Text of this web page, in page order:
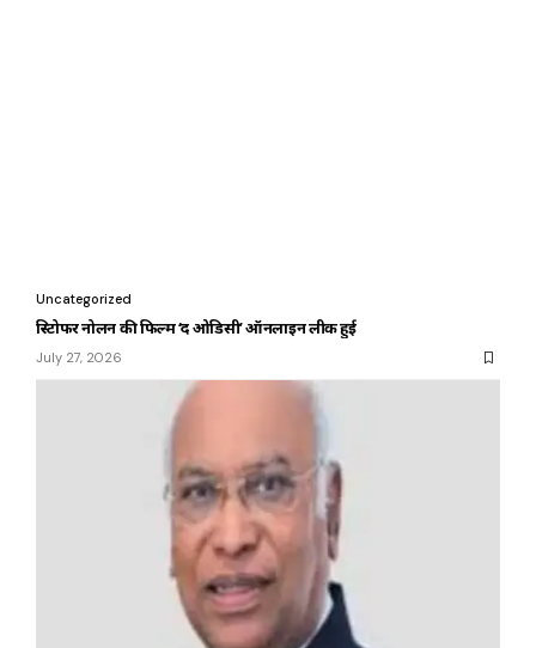
Uncategorized
क्रिस्टोफर नोलन की फिल्म ‘द ओडिसी’ ऑनलाइन लीक हुई
July 27, 2026